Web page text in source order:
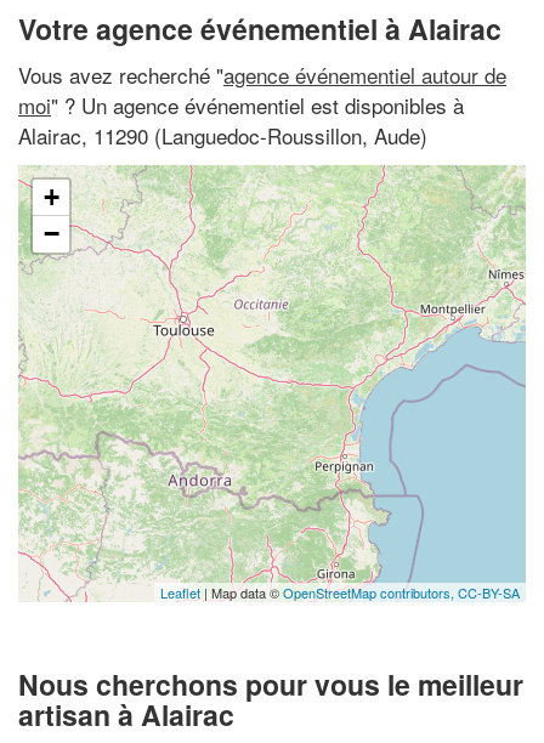
Votre agence événementiel à Alairac
Vous avez recherché "agence événementiel autour de
moi" ? Un agence événementiel est disponibles à
Alairac, 11290 (Languedoc-Roussillon, Aude)
+
−
Leaflet | Map data ©OpenStreetMap contributors, CC-BY-SA
Nous cherchons pour vous le meilleur
artisan à Alairac